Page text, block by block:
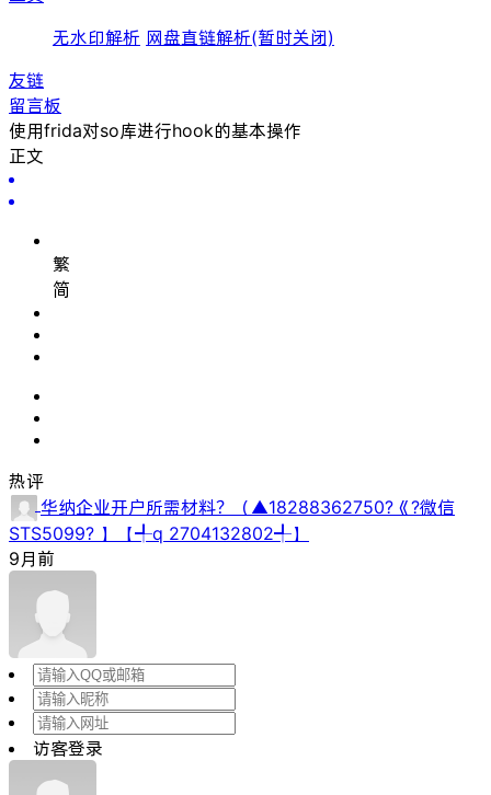
无水印解析 网盘直链解析(暂时关闭)
友链
留言板
使用frida对so库进行hook的基本操作
正文
繁
简
热评
华纳企业开户所需材料？（▲18288362750?《?微信
STS5099? 】【╃q 2704132802╃】
9月前
访客登录